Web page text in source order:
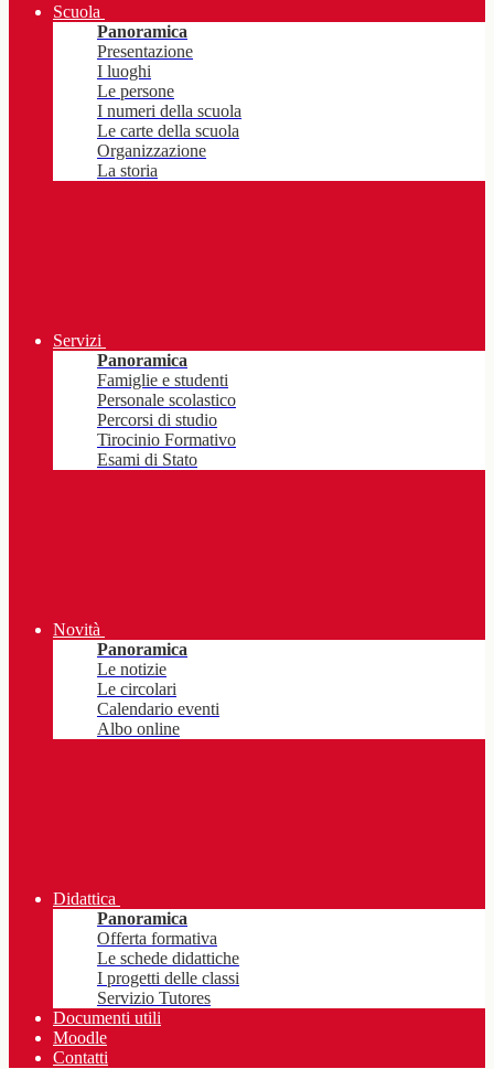
Scuola
Panoramica
Presentazione
I luoghi
Le persone
I numeri della scuola
Le carte della scuola
Organizzazione
La storia
Servizi
Panoramica
Famiglie e studenti
Personale scolastico
Percorsi di studio
Tirocinio Formativo
Esami di Stato
Novità
Panoramica
Le notizie
Le circolari
Calendario eventi
Albo online
Didattica
Panoramica
Offerta formativa
Le schede didattiche
I progetti delle classi
Servizio Tutores
Documenti utili
Moodle
Contatti